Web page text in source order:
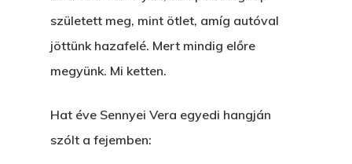
született meg, mint ötlet, amíg autóval
jöttünk hazafelé. Mert mindig előre
megyünk. Mi ketten.
Hat éve Sennyei Vera egyedi hangján
szólt a fejemben: